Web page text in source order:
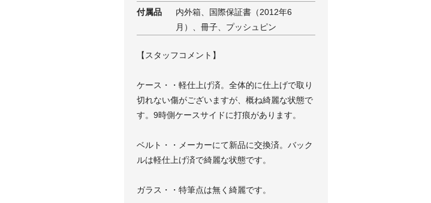
付属品
内外箱、国際保証書（2012年6
月）、冊子、プッシュピン
【スタッフコメント】
ケース・・軽仕上げ済。全体的に仕上げで取り
切れない傷がございますが、概ね綺麗な状態で
す。9時側ケースサイドに打痕があります。
ベルト・・メーカーにて新品に交換済。バック
ルは軽仕上げ済で綺麗な状態です。
ガラス・・特筆点は無く綺麗です。